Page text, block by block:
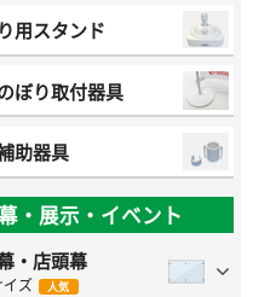
用スタンド
ぼり取付器具
助器具
・展示・イベント
・店頭幕
イズ 人気